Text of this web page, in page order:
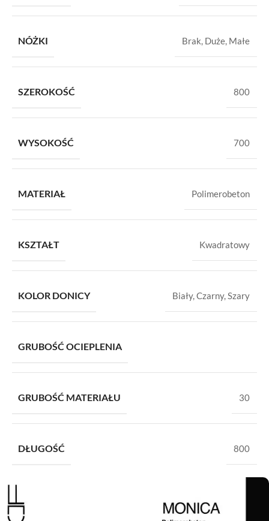
NÓŻKI Brak, Duże, Małe
SZEROKOŚĆ 800
WYSOKOŚĆ 700
MATERIAŁ Polimerobeton
KSZTAŁT Kwadratowy
KOLOR DONICY Biały,Czarny,Szary
GRUBOŚĆ OCIEPLENIA
GRUBOŚĆ MATERIAŁU 30
DŁUGOŚĆ 800